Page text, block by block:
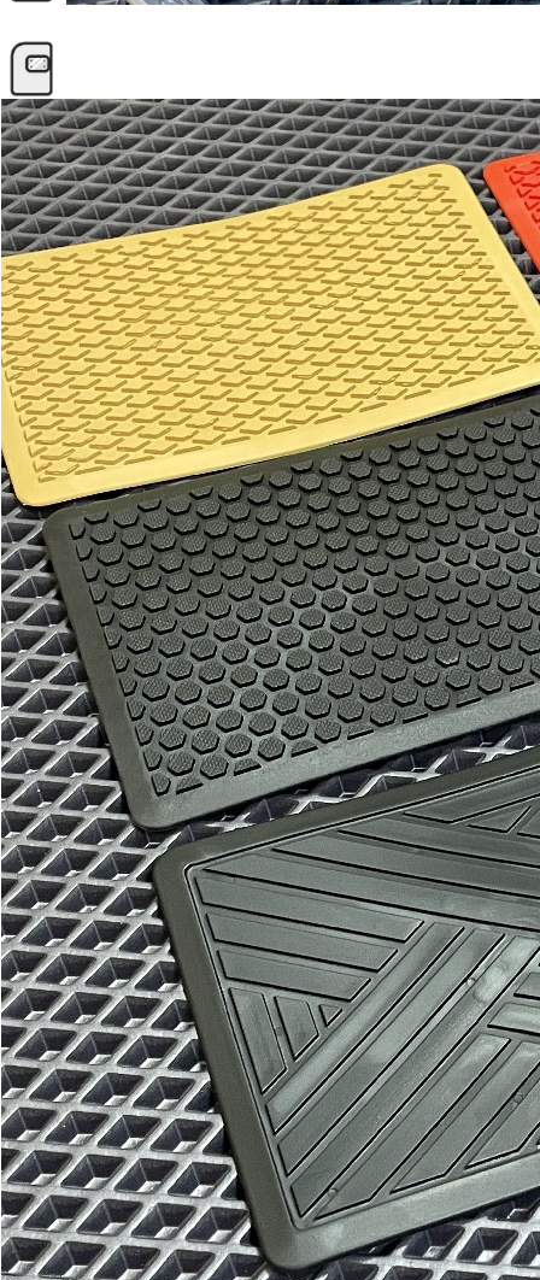
Отдельные коврики
EVA
Эконом
Два передних коврика 1800 3000
В корзину
Водительский коврик 900 1500
В корзину
Коврик переднего пассажира900 1500
В корзину
Два задних коврика 1300 2200
В корзину
Багажник
EVA
Эконом
Ковер
багажника
индивидуально 2050 руб/
кв.м.
кв.м.